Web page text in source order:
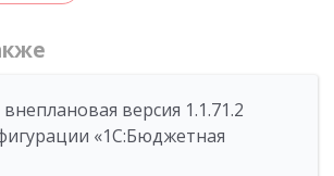
версия 1.1.71.2
«1C:Бюджетная